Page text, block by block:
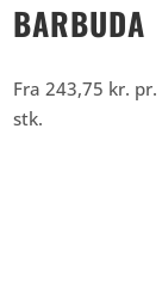
BARBUDA
Fra243,75 kr. pr.
stk.